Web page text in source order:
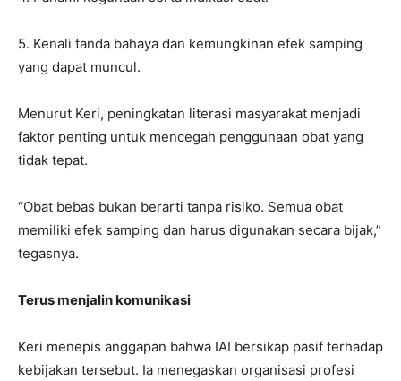
5. Kenali tanda bahaya dan kemungkinan efek samping
yang dapat muncul.
Menurut Keri, peningkatan literasi masyarakat menjadi
faktor penting untuk mencegah penggunaan obat yang
tidak tepat.
“Obat bebas bukan berarti tanpa risiko. Semua obat
memiliki efek samping dan harus digunakan secara bijak,”
tegasnya.
Terus menjalin komunikasi
Keri menepis anggapan bahwa IAI bersikap pasif terhadap
kebijakan tersebut. Ia menegaskan organisasi profesi